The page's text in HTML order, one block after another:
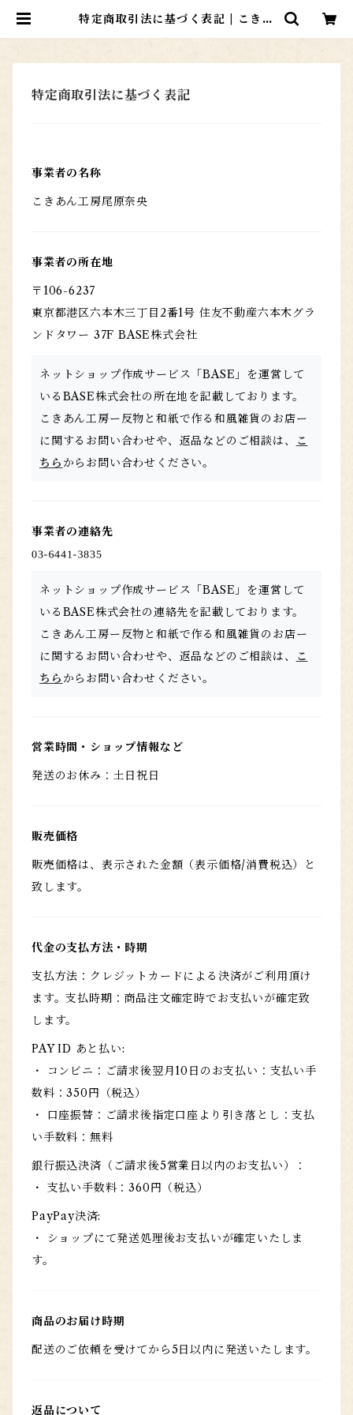
特定商取引法に基づく表記 | こきあ
特定商取引法に基づく表記
事業者の名称
こきあん工房尾原奈央
事業者の所在地
〒106-6237
東京都港区六本木三丁目2番1号 住友不動産六本木グラ
ンドタワー 37F BASE株式会社
ネットショップ作成サービス「BASE」を運営して
いるBASE株式会社の所在地を記載しております。
こきあん工房ー反物と和紙で作る和風雑貨のお店ー
に関するお問い合わせや、返品などのご相談は、
こ
ちら からお問い合わせください。
事業者の連絡先
ネットショップ作成サービス「BASE」を運営して
いるBASE株式会社の連絡先を記載しております。
こきあん工房ー反物と和紙で作る和風雑貨のお店ー
に関するお問い合わせや、返品などのご相談は、
こ
ちら からお問い合わせください。
営業時間・ショップ情報など
発送のお休み：土日祝日
販売価格
販売価格は、表示された金額（表示価格/消費税込）と
致します。
代金の支払方法・時期
支払方法：クレジットカードによる決済がご利用頂け
ます。支払時期：商品注文確定時でお支払いが確定致
します。
PAY ID あと払い:
・ コンビニ：ご請求後翌月10日のお支払い：支払い手
数料：350円（税込）
・ 口座振替：ご請求後指定口座より引き落とし：支払
い手数料：無料
銀行振込決済（ご請求後5営業日以内のお支払い）：
・ 支払い手数料：360円（税込）
PayPay決済:
・ ショップにて発送処理後お支払いが確定いたしま
す。
商品のお届け時期
配送のご依頼を受けてから5日以内に発送いたします。
返品について